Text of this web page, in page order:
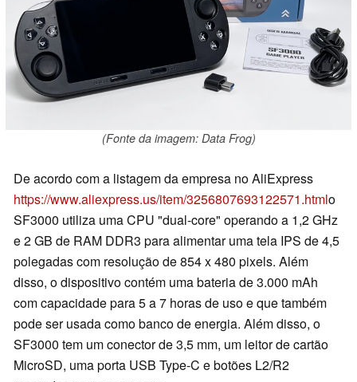
(Fonte da imagem: Data Frog)
De acordo com a listagem da empresa no AliExpress
https://www.aliexpress.us/item/3256807693122571.htmlo
SF3000 utiliza uma CPU "dual-core" operando a 1,2 GHz
e 2 GB de RAM DDR3 para alimentar uma tela IPS de 4,5
polegadas com resolução de 854 x 480 pixels. Além
disso, o dispositivo contém uma bateria de 3.000 mAh
com capacidade para 5 a 7 horas de uso e que também
pode ser usada como banco de energia. Além disso, o
SF3000 tem um conector de 3,5 mm, um leitor de cartão
MicroSD, uma porta USB Type-C e botões L2/R2